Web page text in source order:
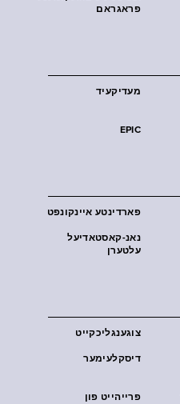
פראגראם
מעדיקעיד
EPIC
פארדינטע איינקונפט
נאנ-קאסטאדיעל
עלטערן
צוגענגליכקייט
דיסקלעימער
פרייהייט פון